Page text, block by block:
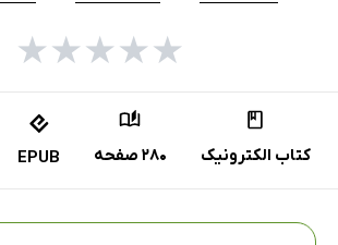
★
★
★
★
★
کتاب الکترونیک 280 صفحه EPUB